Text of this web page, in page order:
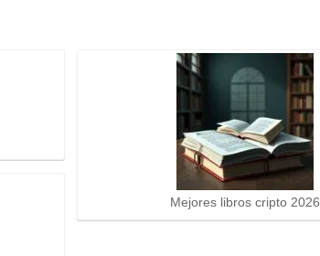
Mejores libros cripto 2026